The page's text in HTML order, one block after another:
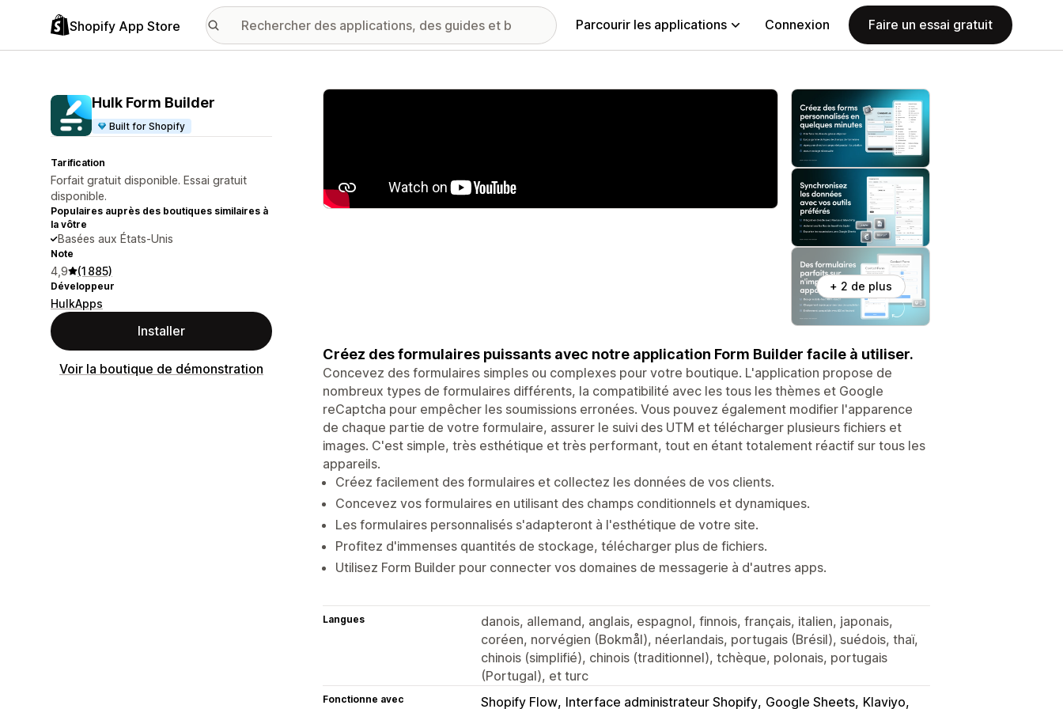
Shopify App Store Parcourir les applications Connexion Faire un essai gratuit
Hulk Form Builder
Built for Shopify
Tarification
Forfait gratuit disponible. Essai gratuit
disponible.
Populaires auprès des boutiques similaires à
la vôtre
Basées aux États-Unis
Note
4,9 (1 885)
Développeur
HulkApps
Installer
Voir la boutique de démonstration
Galerie d’images vedette
+ 2 de plus
Créez des formulaires puissants avec notre application Form Builder facile à utiliser.
Concevez des formulaires simples ou complexes pour votre boutique. L'application propose de
nombreux types de formulaires différents, la compatibilité avec les tous les thèmes et Google
reCaptcha pour empêcher les soumissions erronées. Vous pouvez également modifier l'apparence
de chaque partie de votre formulaire, assurer le suivi des UTM et télécharger plusieurs fichiers et
images. C'est simple, très esthétique et très performant, tout en étant totalement réactif sur tous les
appareils.
Créez facilement des formulaires et collectez les données de vos clients.
Concevez vos formulaires en utilisant des champs conditionnels et dynamiques.
Les formulaires personnalisés s'adapteront à l'esthétique de votre site.
Profitez d'immenses quantités de stockage, télécharger plus de fichiers.
Utilisez Form Builder pour connecter vos domaines de messagerie à d'autres apps.
Langues
danois, allemand, anglais, espagnol, finnois, français, italien, japonais,
coréen, norvégien (Bokmål), néerlandais, portugais (Brésil), suédois, thaï,
chinois (simplifié), chinois (traditionnel), tchèque, polonais, portugais
(Portugal), et turc
Fonctionne avec Shopify Flow Interface administrateur Shopify Google Sheets Klaviyo